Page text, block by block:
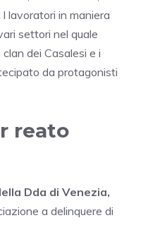
lavoratori in maniera
settori nel quale
dei Casalesi e i
da protagonisti
reato
Dda di Venezia,
a delinquere di